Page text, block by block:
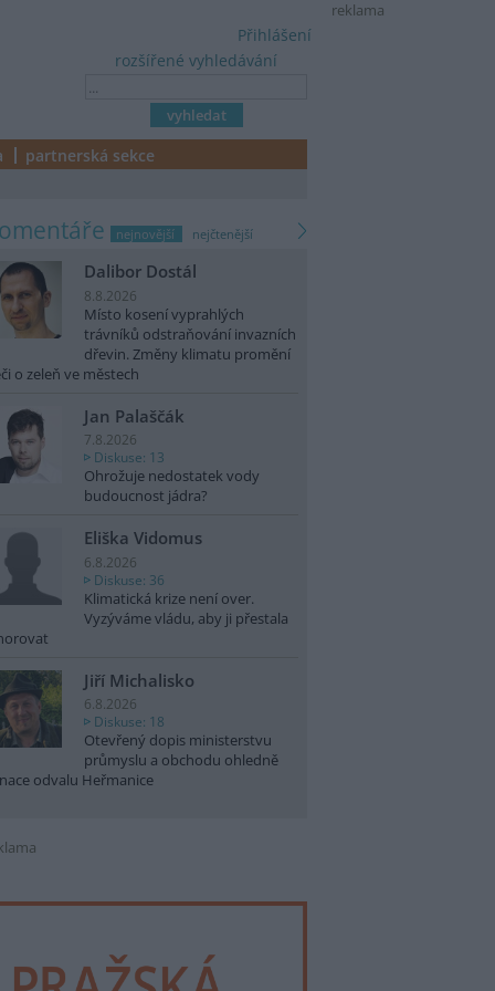
reklama
rozšířené vyhledávání
Přihlášení
partnerská sekce
nejnovější nejčtenější
Dalibor Dostál
8.8.2026
Místo kosení vyprahlých
trávníků odstraňování invazních
dřevin. Změny klimatu promění
o zeleň ve městech
Jan Palaščák
7.8.2026
Diskuse: 13
Ohrožuje nedostatek vody
budoucnost jádra?
Eliška Vidomus
6.8.2026
Diskuse: 36
Klimatická krize není over.
Vyzýváme vládu, aby ji přestala
Jiří Michalisko
6.8.2026
Diskuse: 18
Otevřený dopis ministerstvu
průmyslu a obchodu ohledně
odvalu Heřmanice